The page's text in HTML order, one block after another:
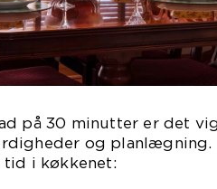
på 30 minutter er det
og planlægning.
i køkkenet: